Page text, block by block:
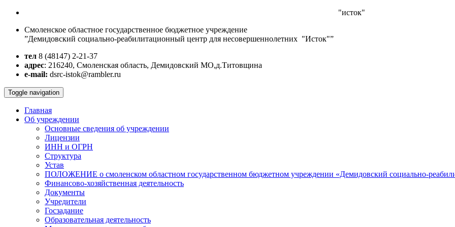
"исток"
Смоленское областное государственное бюджетное учреждение
”Демидовский социально-реабилитационный центр для несовершеннолетних "Исток"”
тел 8 (48147) 2-21-37
адрес: 216240, Смоленская область, Демидовский МО,д.Титовщина
e-mail: dsrc-istok@rambler.ru
Toggle navigation
Главная
Об учреждении
Основные сведения об учреждении
Лицензии
ИНН и ОГРН
Структура
Устав
ПОЛОЖЕНИЕ о смоленском областном государственном бюджетном учреждении «Демидовский социально-
Финансово-хозяйственная деятельность
Документы
Учредители
Госзадание
Образовательная деятельность